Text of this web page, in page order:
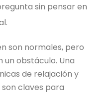
sin pensar en
son normales, pero
obstáculo. Una
de relajación y
claves para